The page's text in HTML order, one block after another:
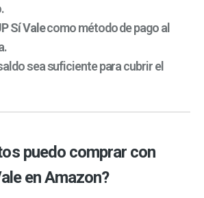
Sí Valecomo método de pago al
sea suficiente para cubrir el
puedo comprar con
en Amazon?